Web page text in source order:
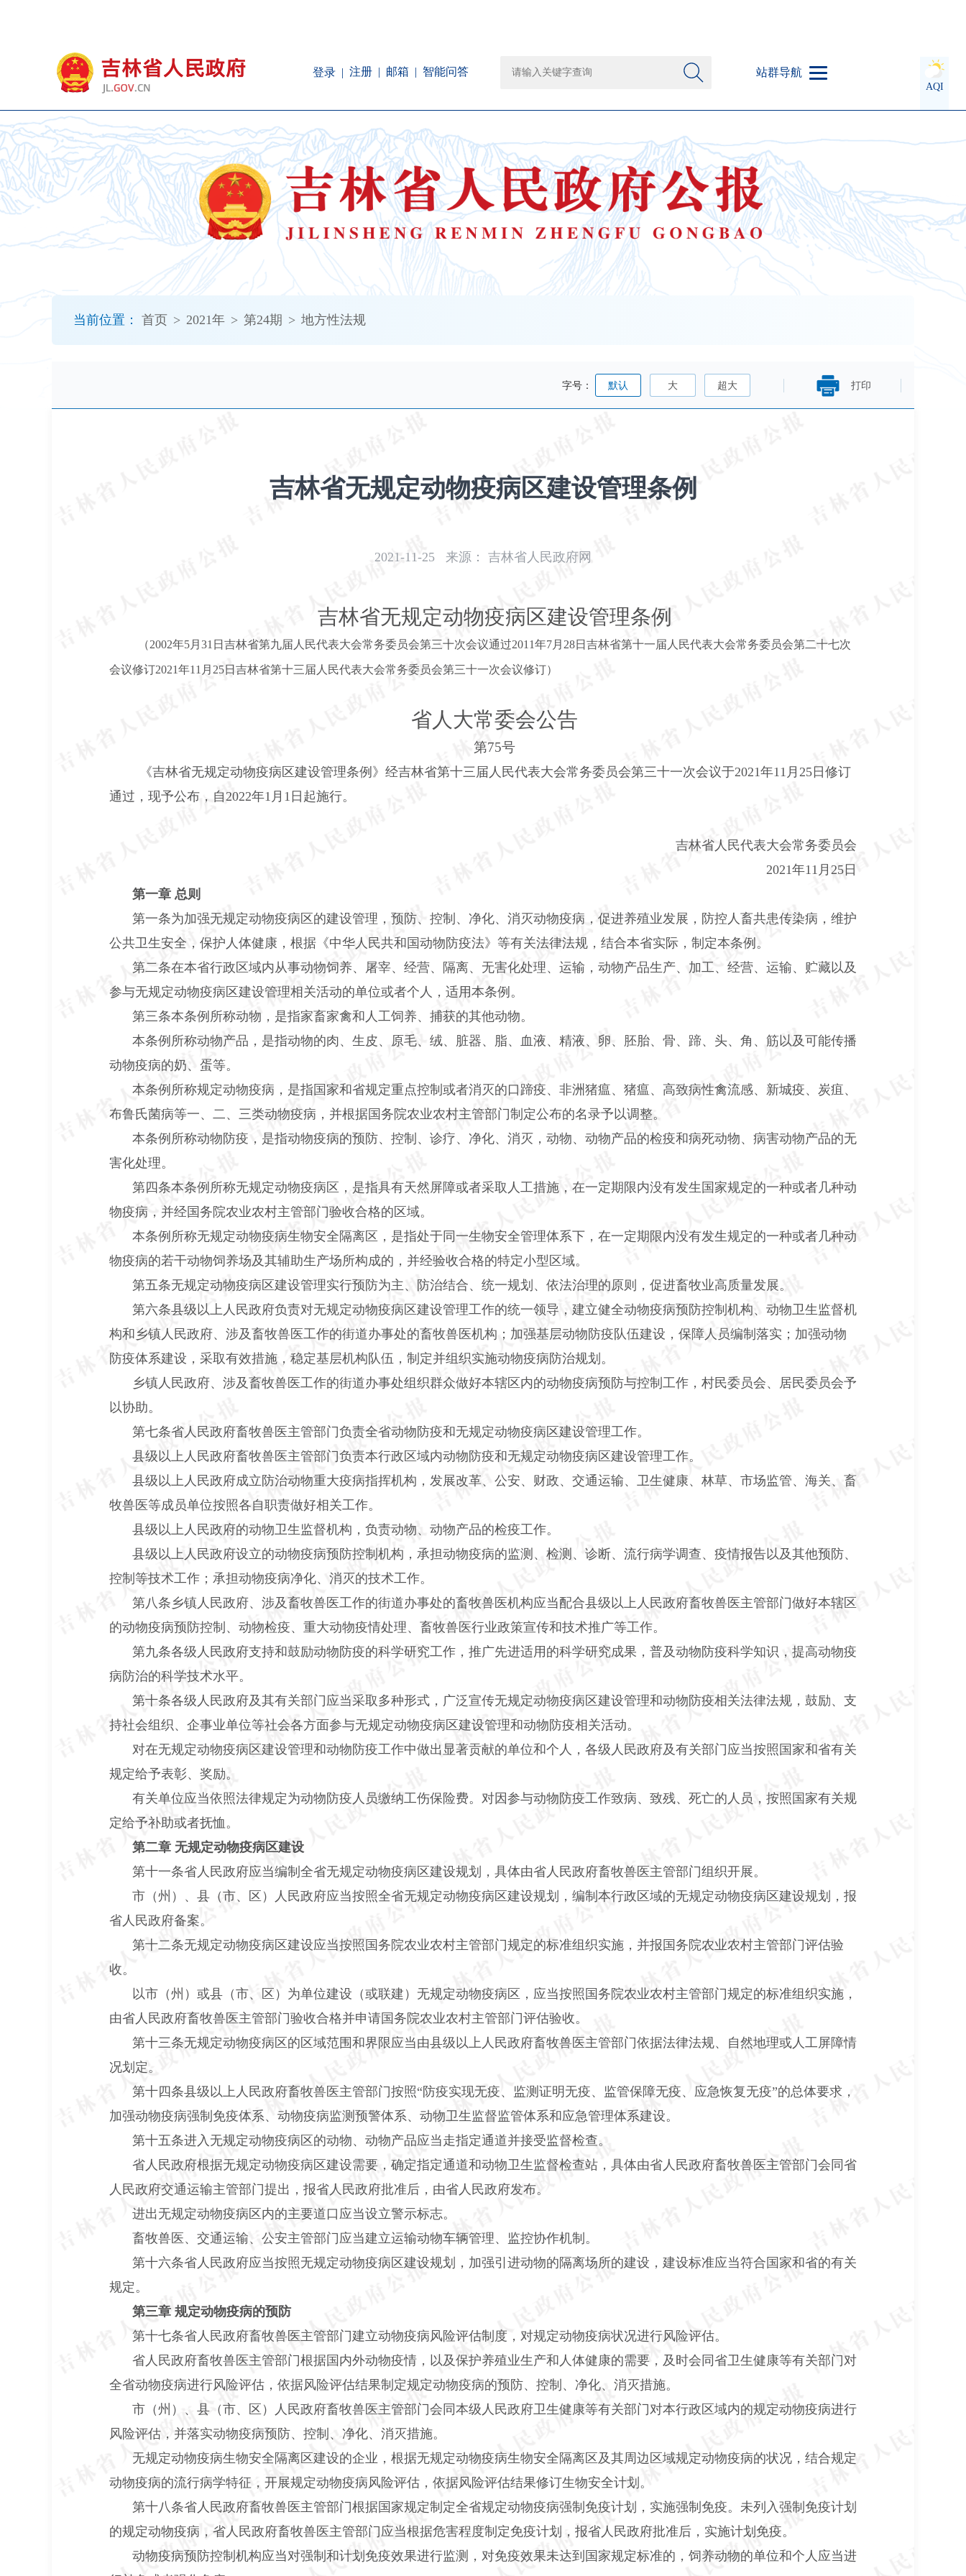
登录 注册 邮箱 智能问答 站群导航
AQI
当前位置： 首页 > 2021年 > 第24期 > 地方性法规
打印
字号： 默认 大 超大
吉林省无规定动物疫病区建设管理条例
2021-11-25 来源： 吉林省人民政府网
吉林省无规定动物疫病区建设管理条例
（2002年5月31日吉林省第九届人民代表大会常务委员会第三十次会议通过2011年7月28日吉林省第十一届人民代表大会常务委员会第二十七次
会议修订2021年11月25日吉林省第十三届人民代表大会常务委员会第三十一次会议修订）
省人大常委会公告
第75号
《吉林省无规定动物疫病区建设管理条例》经吉林省第十三届人民代表大会常务委员会第三十一次会议于2021年11月25日修订
通过，现予公布，自2022年1月1日起施行。
吉林省人民代表大会常务委员会
2021年11月25日
第一章 总则
第一条为加强无规定动物疫病区的建设管理，预防、控制、净化、消灭动物疫病，促进养殖业发展，防控人畜共患传染病，维护
公共卫生安全，保护人体健康，根据《中华人民共和国动物防疫法》等有关法律法规，结合本省实际，制定本条例。
第二条在本省行政区域内从事动物饲养、屠宰、经营、隔离、无害化处理、运输，动物产品生产、加工、经营、运输、贮藏以及
参与无规定动物疫病区建设管理相关活动的单位或者个人，适用本条例。
第三条本条例所称动物，是指家畜家禽和人工饲养、捕获的其他动物。
本条例所称动物产品，是指动物的肉、生皮、原毛、绒、脏器、脂、血液、精液、卵、胚胎、骨、蹄、头、角、筋以及可能传播
动物疫病的奶、蛋等。
本条例所称规定动物疫病，是指国家和省规定重点控制或者消灭的口蹄疫、非洲猪瘟、猪瘟、高致病性禽流感、新城疫、炭疽、
布鲁氏菌病等一、二、三类动物疫病，并根据国务院农业农村主管部门制定公布的名录予以调整。
本条例所称动物防疫，是指动物疫病的预防、控制、诊疗、净化、消灭，动物、动物产品的检疫和病死动物、病害动物产品的无
害化处理。
第四条本条例所称无规定动物疫病区，是指具有天然屏障或者采取人工措施，在一定期限内没有发生国家规定的一种或者几种动
物疫病，并经国务院农业农村主管部门验收合格的区域。
本条例所称无规定动物疫病生物安全隔离区，是指处于同一生物安全管理体系下，在一定期限内没有发生规定的一种或者几种动
物疫病的若干动物饲养场及其辅助生产场所构成的，并经验收合格的特定小型区域。
第五条无规定动物疫病区建设管理实行预防为主、防治结合、统一规划、依法治理的原则，促进畜牧业高质量发展。
第六条县级以上人民政府负责对无规定动物疫病区建设管理工作的统一领导，建立健全动物疫病预防控制机构、动物卫生监督机
构和乡镇人民政府、涉及畜牧兽医工作的街道办事处的畜牧兽医机构；加强基层动物防疫队伍建设，保障人员编制落实；加强动物
防疫体系建设，采取有效措施，稳定基层机构队伍，制定并组织实施动物疫病防治规划。
乡镇人民政府、涉及畜牧兽医工作的街道办事处组织群众做好本辖区内的动物疫病预防与控制工作，村民委员会、居民委员会予
以协助。
第七条省人民政府畜牧兽医主管部门负责全省动物防疫和无规定动物疫病区建设管理工作。
县级以上人民政府畜牧兽医主管部门负责本行政区域内动物防疫和无规定动物疫病区建设管理工作。
县级以上人民政府成立防治动物重大疫病指挥机构，发展改革、公安、财政、交通运输、卫生健康、林草、市场监管、海关、畜
牧兽医等成员单位按照各自职责做好相关工作。
县级以上人民政府的动物卫生监督机构，负责动物、动物产品的检疫工作。
县级以上人民政府设立的动物疫病预防控制机构，承担动物疫病的监测、检测、诊断、流行病学调查、疫情报告以及其他预防、
控制等技术工作；承担动物疫病净化、消灭的技术工作。
第八条乡镇人民政府、涉及畜牧兽医工作的街道办事处的畜牧兽医机构应当配合县级以上人民政府畜牧兽医主管部门做好本辖区
的动物疫病预防控制、动物检疫、重大动物疫情处理、畜牧兽医行业政策宣传和技术推广等工作。
第九条各级人民政府支持和鼓励动物防疫的科学研究工作，推广先进适用的科学研究成果，普及动物防疫科学知识，提高动物疫
病防治的科学技术水平。
第十条各级人民政府及其有关部门应当采取多种形式，广泛宣传无规定动物疫病区建设管理和动物防疫相关法律法规，鼓励、支
持社会组织、企事业单位等社会各方面参与无规定动物疫病区建设管理和动物防疫相关活动。
对在无规定动物疫病区建设管理和动物防疫工作中做出显著贡献的单位和个人，各级人民政府及有关部门应当按照国家和省有关
规定给予表彰、奖励。
有关单位应当依照法律规定为动物防疫人员缴纳工伤保险费。对因参与动物防疫工作致病、致残、死亡的人员，按照国家有关规
定给予补助或者抚恤。
第二章 无规定动物疫病区建设
第十一条省人民政府应当编制全省无规定动物疫病区建设规划，具体由省人民政府畜牧兽医主管部门组织开展。
市（州）、县（市、区）人民政府应当按照全省无规定动物疫病区建设规划，编制本行政区域的无规定动物疫病区建设规划，报
省人民政府备案。
第十二条无规定动物疫病区建设应当按照国务院农业农村主管部门规定的标准组织实施，并报国务院农业农村主管部门评估验
收。
以市（州）或县（市、区）为单位建设（或联建）无规定动物疫病区，应当按照国务院农业农村主管部门规定的标准组织实施，
由省人民政府畜牧兽医主管部门验收合格并申请国务院农业农村主管部门评估验收。
第十三条无规定动物疫病区的区域范围和界限应当由县级以上人民政府畜牧兽医主管部门依据法律法规、自然地理或人工屏障情
况划定。
第十四条县级以上人民政府畜牧兽医主管部门按照“防疫实现无疫、监测证明无疫、监管保障无疫、应急恢复无疫”的总体要求，
加强动物疫病强制免疫体系、动物疫病监测预警体系、动物卫生监督监管体系和应急管理体系建设。
第十五条进入无规定动物疫病区的动物、动物产品应当走指定通道并接受监督检查。
省人民政府根据无规定动物疫病区建设需要，确定指定通道和动物卫生监督检查站，具体由省人民政府畜牧兽医主管部门会同省
人民政府交通运输主管部门提出，报省人民政府批准后，由省人民政府发布。
进出无规定动物疫病区内的主要道口应当设立警示标志。
畜牧兽医、交通运输、公安主管部门应当建立运输动物车辆管理、监控协作机制。
第十六条省人民政府应当按照无规定动物疫病区建设规划，加强引进动物的隔离场所的建设，建设标准应当符合国家和省的有关
规定。
第三章 规定动物疫病的预防
第十七条省人民政府畜牧兽医主管部门建立动物疫病风险评估制度，对规定动物疫病状况进行风险评估。
省人民政府畜牧兽医主管部门根据国内外动物疫情，以及保护养殖业生产和人体健康的需要，及时会同省卫生健康等有关部门对
全省动物疫病进行风险评估，依据风险评估结果制定规定动物疫病的预防、控制、净化、消灭措施。
市（州）、县（市、区）人民政府畜牧兽医主管部门会同本级人民政府卫生健康等有关部门对本行政区域内的规定动物疫病进行
风险评估，并落实动物疫病预防、控制、净化、消灭措施。
无规定动物疫病生物安全隔离区建设的企业，根据无规定动物疫病生物安全隔离区及其周边区域规定动物疫病的状况，结合规定
动物疫病的流行病学特征，开展规定动物疫病风险评估，依据风险评估结果修订生物安全计划。
第十八条省人民政府畜牧兽医主管部门根据国家规定制定全省规定动物疫病强制免疫计划，实施强制免疫。未列入强制免疫计划
的规定动物疫病，省人民政府畜牧兽医主管部门应当根据危害程度制定免疫计划，报省人民政府批准后，实施计划免疫。
动物疫病预防控制机构应当对强制和计划免疫效果进行监测，对免疫效果未达到国家规定标准的，饲养动物的单位和个人应当进
障
碍
说
明
页
面,
按
加